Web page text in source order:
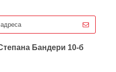
Бандери 10-б